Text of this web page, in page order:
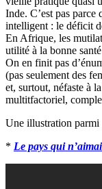
Inde. C’est pas parce
intelligent : le déficit
En Afrique, les
utilité à la bonne
On en finit pas
(pas seulement des
et, surtout, néfaste à
multitfactoriel,
Une illustration parmi
* Le pays qui